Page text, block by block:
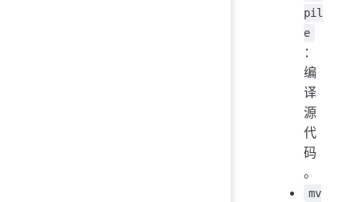
pil
e
：
编
译
源
代
码
。
mv